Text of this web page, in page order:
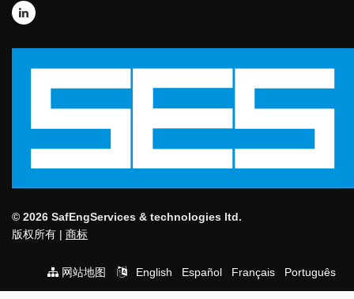
© 2026 SafEngServices & technologies ltd.
版权所有 | 商标
网站地图 English Español Français Português